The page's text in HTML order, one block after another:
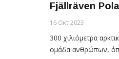
Fjällräven
16 Οκτ 2023
300 χιλιόμετρα
ομάδα ανθρώπων,